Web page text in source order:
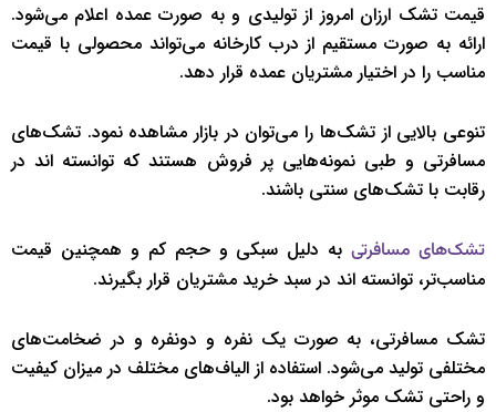
قیمت تشک ارزان امروز از تولیدی و به صورت عمده اعلام می‌شود.
ارائه به صورت مستقیم از درب کارخانه می‌تواند محصولی با قیمت
مناسب را در اختیار مشتریان عمده قرار دهد.
تنوعی بالایی از تشک‌ها را می‌توان در بازار مشاهده نمود. تشک‌های
مسافرتی و طبی نمونه‌هایی پر فروش هستند که توانسته اند در
رقابت با تشک‌های سنتی باشند.
تشک‌های مسافرتیبه دلیل سبکی و حجم کم و همچنین قیمت
مناسب‌تر، توانسته اند در سبد خرید مشتریان قرار بگیرند.
تشک مسافرتی، به صورت یک نفره و دونفره و در ضخامت‌های
مختلفی تولید می‌شود. استفاده از الیاف‌های مختلف در میزان کیفیت
و راحتی تشک موثر خواهد بود.